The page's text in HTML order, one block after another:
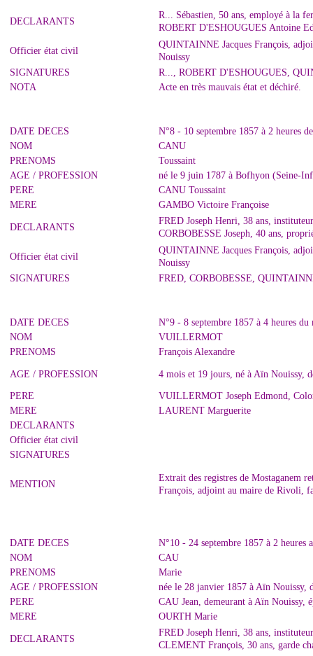
DECLARANTS
R... Sébastien, 50 ans, employé à la
ROBERT D'ESHOUGUES Antoine
Officier état civil
QUINTAINNE Jacques François,
Nouissy
SIGNATURES
R..., ROBERT D'ESHOUGUES,
NOTA
Acte en très mauvais état et déchiré.
DATE DECES
N°8 - 10 septembre 1857 à 2 heures
NOM
CANU
PRENOMS
Toussaint
AGE / PROFESSION
né le 9 juin 1787 à Bofhyon (Seine-
PERE
CANU Toussaint
MERE
GAMBO Victoire Françoise
DECLARANTS
FRED Joseph Henri, 38 ans,
CORBOBESSE Joseph, 40 ans,
Officier état civil
QUINTAINNE Jacques François,
Nouissy
SIGNATURES
FRED, CORBOBESSE,
DATE DECES
N°9 - 8 septembre 1857 à 4 heures du
NOM
VUILLERMOT
PRENOMS
François Alexandre
AGE / PROFESSION 4 mois et 19 jours, né à Aïn Nouissy,
PERE
VUILLERMOT Joseph Edmond,
MERE
LAURENT Marguerite
DECLARANTS
Officier état civil
SIGNATURES
MENTION
Extrait des registres de Mostaganem
François, adjoint au maire de Rivoli,
DATE DECES
N°10 - 24 septembre 1857 à 2 heures
NOM
CAU
PRENOMS
Marie
AGE / PROFESSION
née le 28 janvier 1857 à Aïn Nouissy,
PERE
CAU Jean, demeurant à Aïn Nouissy,
MERE
OURTH Marie
DECLARANTS
FRED Joseph Henri, 38 ans,
CLEMENT François, 30 ans, garde